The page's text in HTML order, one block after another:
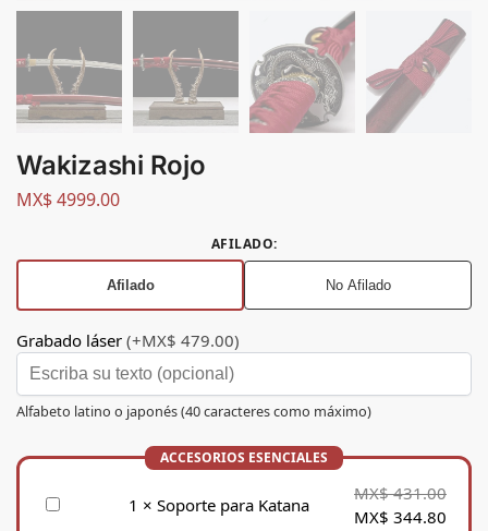
Wakizashi Rojo
MX$4999.00
AFILADO:
Afilado No Afilado
Grabado láser (+MX$ 479.00)
Alfabeto latino o japonés (40 caracteres como máximo)
S
1 × Soporte para Katana
MX$431.00
MX$ 344.80